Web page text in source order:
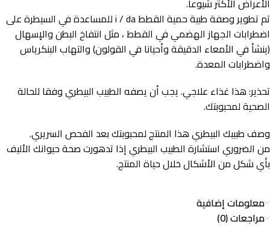
الأعراض الأكثر شيوعا.
تم تطوير وصفة طبية حمية القطط i / da للمساعدة في السيطرة على
اضطرابات الجهاز الهضمي في القطط ، مثل انتفاخ البطن والإسهال
(ينشأ في الأمعاء الدقيقة وأحيانا في القولون) والتهاب البنكرياس
واضطرابات المعدة.
تحذير: هذا غذاء علاجي. يجب أن يصفه الطبيب البيطري وفقا للحالة
الصحية لمحبوبتك.
وصف طبيبك البيطري هذا المنتج لمحبوبتك بعد الفحص السريري.
من الضروري استشارة الطبيب البيطري إذا تدهورت صحة حيوانك الأليف
بأي شكل من الأشكال خلال حياة المنتج.
معلومات إضافية
مراجعات (0)